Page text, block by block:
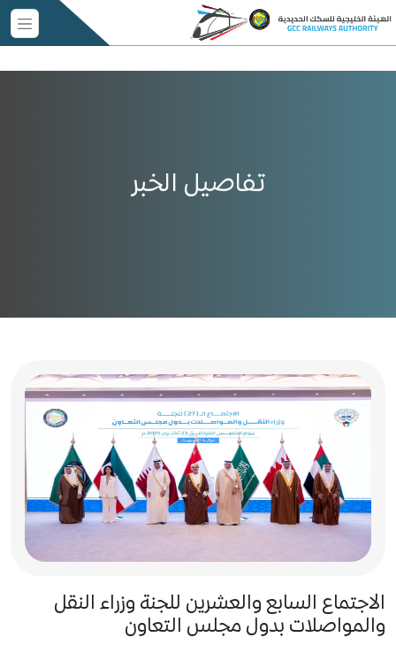
تفاصيل الخبر
الاجتماع السابع والعشرين للجنة وزراء النقل
والمواصلات بدول مجلس التعاون